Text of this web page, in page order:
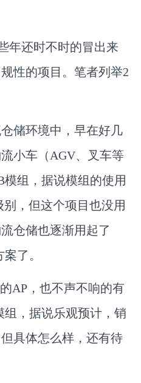
年还时不时的冒出来
性的项目。笔者列举2
储环境中，早在好几
小车（AGV、叉车等
组，据说模组的使用
别，但这个项目也没用
仓储也逐渐用起了
了。
AP，也不声不响的有
组，据说乐观预计，销
具体怎么样，还有待